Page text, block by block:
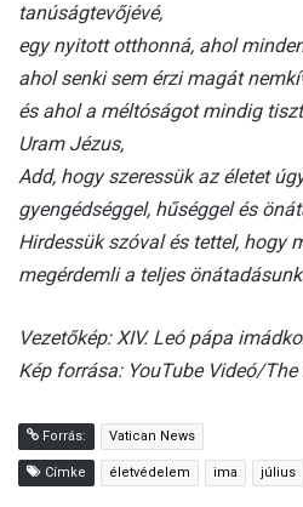
tanúságtevőjévé,
egy nyitott otthonná, ahol
ahol senki sem érzi magát
és ahol a méltóságot mindig
Uram Jézus,
Add, hogy szeressük az életet
gyengédséggel, hűséggel és
Hirdessük szóval és tettel, hogy
megérdemli a teljes
Vezetőkép: XIV. Leó pápa
Kép forrása: YouTube Videó/The
Forrás: Vatican News
Címke életvédelem ima július